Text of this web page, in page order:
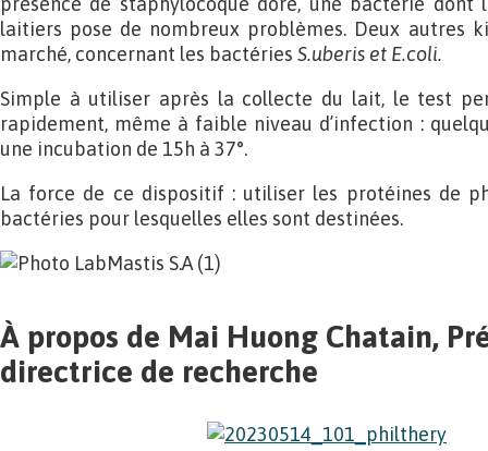
laitiers pose de nombreux problèmes. Deux autres
marché, concernant les bactéries S.uberis et E.coli.
Simple à utiliser après la collecte du lait, le test
rapidement, même à faible niveau d’infection :
une incubation de 15h à 37°.
La force de ce dispositif : utiliser les protéines de
bactéries pour lesquelles elles sont destinées.
À propos de Mai Huong Chatain,
directrice de recherche